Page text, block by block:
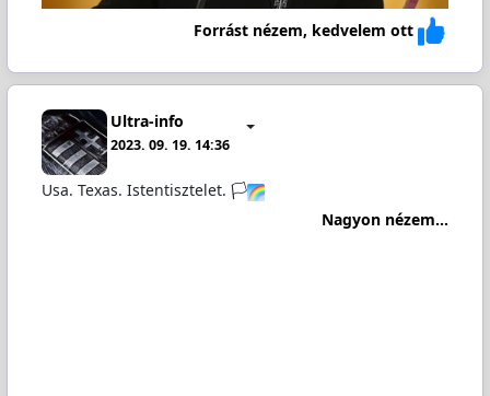
Forrást nézem, kedvelem ott
Ultra-info
2023. 09. 19. 14:36
Usa. Texas. Istentisztelet. 🏳️‍
Nagyon nézem...